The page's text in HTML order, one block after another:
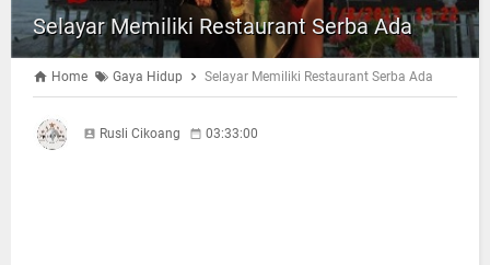
Selayar Memiliki Restaurant Serba Ada
Home Gaya Hidup Selayar Memiliki Restaurant Serba Ada
Rusli Cikoang 03:33:00